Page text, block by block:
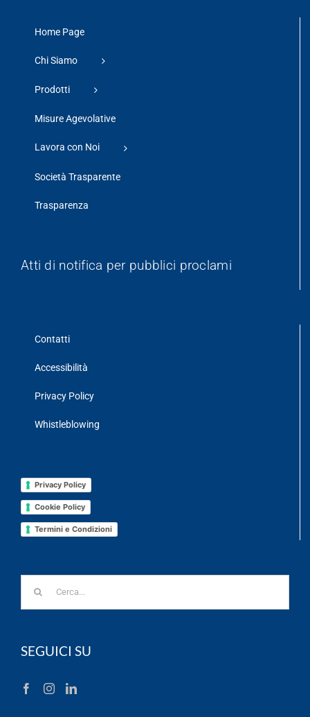
Home Page
Chi Siamo
Prodotti
Misure Agevolative
Lavora con Noi
Società Trasparente
Trasparenza
Atti di notifica per pubblici proclami
Contatti
Accessibilità
Privacy Policy
Whistleblowing
Privacy Policy
Cookie Policy
Termini e Condizioni
Cerca
per:
SEGUICI SU